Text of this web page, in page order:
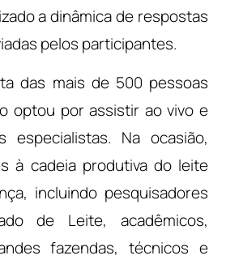
a dinâmica de respostas
pelos participantes.
das mais de 500 pessoas
optou por assistir ao vivo e
especialistas. Na ocasião,
à cadeia produtiva do leite
incluindo pesquisadores
de Leite, acadêmicos,
fazendas, técnicos e